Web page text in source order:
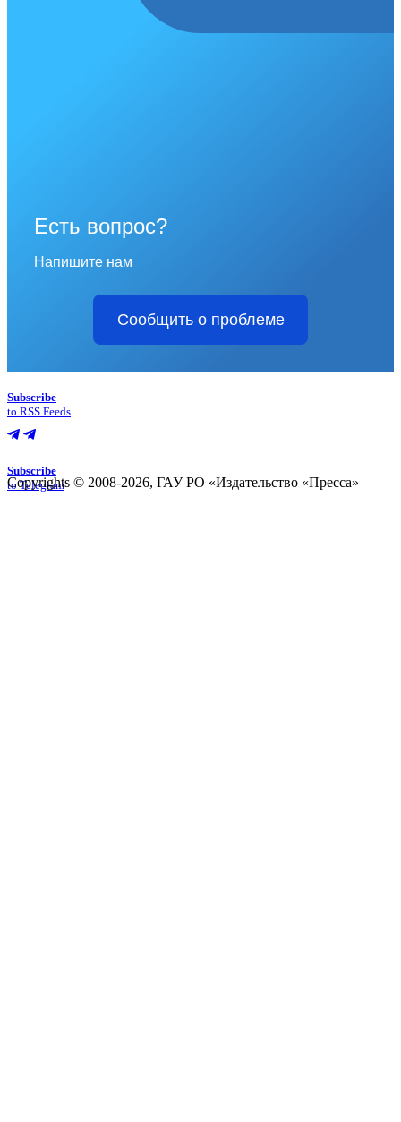
Есть вопрос?
Напишите нам
Сообщить о проблеме
Subscribe
to RSS Feeds
Subscribe
to Telegram
Copyrights © 2008-2026, ГАУ РО «Издательство «Пресса»